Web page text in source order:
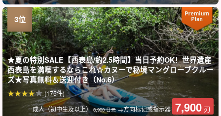
★夏の特別SALE【西表島/約2.5時間】当日予約OK！世界遺産
西表島を満喫するならこれ☆カヌーで秘境マングローブクルー
ズ★写真無料＆送迎付き（No.6）
成人（初中生及以上） 8,900 日元→方向标记或指示器 7,900 刃
(175件)